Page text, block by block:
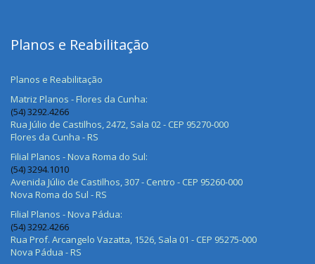
Planos e Reabilitação
Planos e Reabilitação
Matriz Planos - Flores da Cunha:
(54) 3292.4266
Rua Júlio de Castilhos, 2472, Sala 02 - CEP 95270-000
Flores da Cunha - RS
Filial Planos - Nova Roma do Sul:
(54) 3294.1010
Avenida Júlio de Castilhos, 307 - Centro - CEP 95260-000
Nova Roma do Sul - RS
Filial Planos - Nova Pádua:
(54) 3292.4266
Rua Prof. Arcangelo Vazatta, 1526, Sala 01 - CEP 95275-000
Nova Pádua - RS